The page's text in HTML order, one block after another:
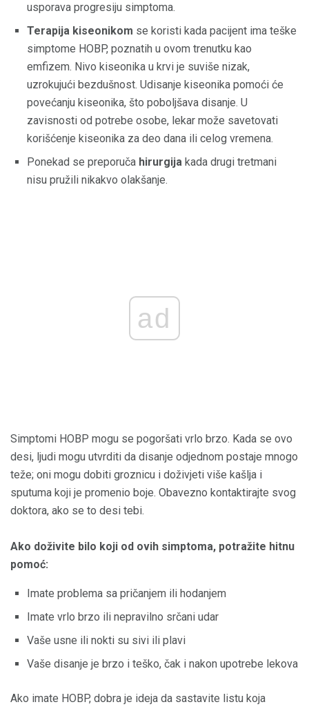
usporava progresiju simptoma.
Terapija kiseonikom se koristi kada pacijent ima teške
simptome HOBP, poznatih u ovom trenutku kao
emfizem. Nivo kiseonika u krvi je suviše nizak,
uzrokujući bezdušnost. Udisanje kiseonika pomoći će
povećanju kiseonika, što poboljšava disanje. U
zavisnosti od potrebe osobe, lekar može savetovati
korišćenje kiseonika za deo dana ili celog vremena.
Ponekad se preporuča hirurgija kada drugi tretmani
nisu pružili nikakvo olakšanje.
ad
Simptomi HOBP mogu se pogoršati vrlo brzo. Kada se ovo
desi, ljudi mogu utvrditi da disanje odjednom postaje mnogo
teže; oni mogu dobiti groznicu i doživjeti više kašlja i
sputuma koji je promenio boje. Obavezno kontaktirajte svog
doktora, ako se to desi tebi.
Ako doživite bilo koji od ovih simptoma, potražite hitnu
pomoć:
Imate problema sa pričanjem ili hodanjem
Imate vrlo brzo ili nepravilno srčani udar
Vaše usne ili nokti su sivi ili plavi
Vaše disanje je brzo i teško, čak i nakon upotrebe lekova
Ako imate HOBP, dobra je ideja da sastavite listu koja